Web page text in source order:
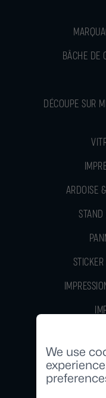
BÂCHE DE
DÉCOUPE SUR
ARDOISE
STAND
We use